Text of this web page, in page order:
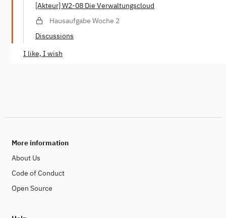
[Akteur] W2-08 Die Verwaltungscloud
Hausaufgabe Woche 2
Discussions
I like, I wish
More information
About Us
Code of Conduct
Open Source